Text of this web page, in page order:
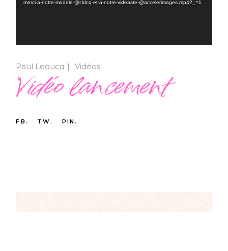
merci-a-notre-modele-@r.ldcq-et-a-notre-videaste-@accelerimages.mp4?_=1
Paul Leducq Vidéos
Vidéo lancement
FB. TW. PIN.